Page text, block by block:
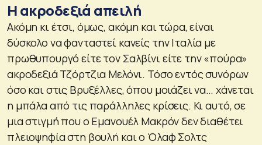
Η ακροδεξιά απειλή
Ακόμη κι έτσι, όμως, ακόμη και τώρα, είναι
δύσκολο να φανταστεί κανείς την Ιταλία με
πρωθυπουργό είτε τον Σαλβίνι είτε την «πούρα»
ακροδεξιά Τζόρτζια Μελόνι. Τόσο εντός συνόρων
όσο και στις Βρυξέλλες, όπου μοιάζει να… χάνεται
η μπάλα από τις παράλληλες κρίσεις. Κι αυτό, σε
μια στιγμή που ο Εμανουέλ Μακρόν δεν διαθέτει
πλειοψηφία στη βουλή και ο Όλαφ Σολτς